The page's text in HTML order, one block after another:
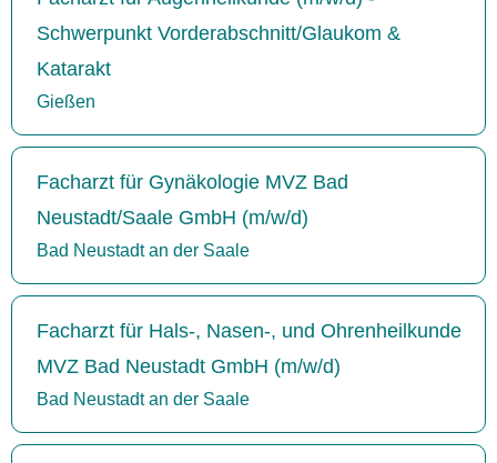
Schwerpunkt Vorderabschnitt/Glaukom &
Katarakt
Gießen
Facharzt für Gynäkologie MVZ Bad
Neustadt/Saale GmbH (m/w/d)
Bad Neustadt an der Saale
Facharzt für Hals-, Nasen-, und Ohrenheilkunde
MVZ Bad Neustadt GmbH (m/w/d)
Bad Neustadt an der Saale